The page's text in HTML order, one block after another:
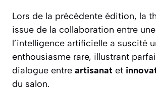
Lors de la précédente édition, la
issue de la collaboration entre
l’intelligence artificielle a suscité
enthousiasme rare, illustrant
dialogue entre artisanat et
du salon.